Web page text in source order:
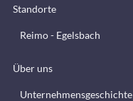
Standorte
Reimo - Egelsbach
Über uns
Unternehmensgeschichte